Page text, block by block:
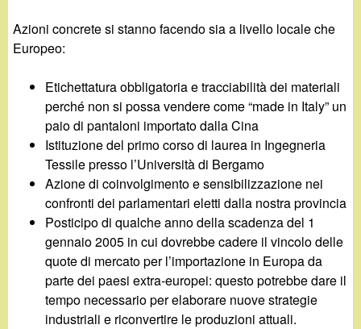
Azioni concrete si stanno facendo sia a livello locale che
Europeo:
Etichettatura obbligatoria e tracciabilità dei materiali
perché non si possa vendere come “made in Italy” un
paio di pantaloni importato dalla Cina
Istituzione del primo corso di laurea in Ingegneria
Tessile presso l’Università di Bergamo
Azione di coinvolgimento e sensibilizzazione nei
confronti dei parlamentari eletti dalla nostra provincia
Posticipo di qualche anno della scadenza del 1
gennaio 2005 in cui dovrebbe cadere il vincolo delle
quote di mercato per l’importazione in Europa da
parte dei paesi extra-europei: questo potrebbe dare il
tempo necessario per elaborare nuove strategie
industriali e riconvertire le produzioni attuali.